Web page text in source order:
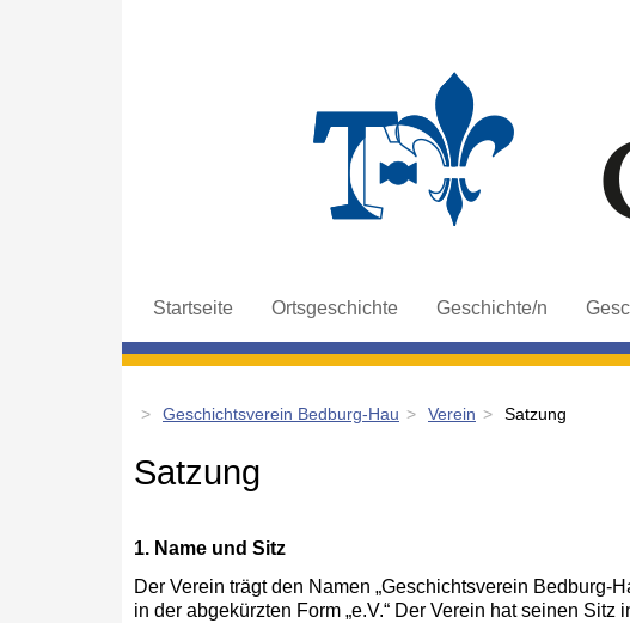
überspringen
Startseite Ortsgeschichte Geschichte/n
Geschichtsverein Bedburg-Hau Verein Satzung
Satzung
1. Name und Sitz
Der Verein trägt den Namen „Geschichtsverein Bedburg-
in der abgekürzten Form „e.V.“ Der Verein hat seinen Sitz